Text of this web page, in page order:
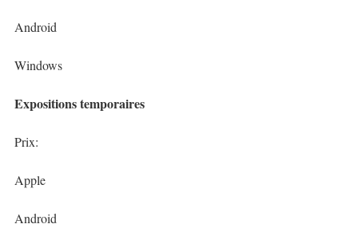
Android
Windows
Expositions temporaires
Prix:
Apple
Android